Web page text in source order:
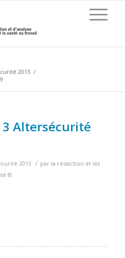
2013 /
Altersécurité
2013 / par la rédaction et les
©